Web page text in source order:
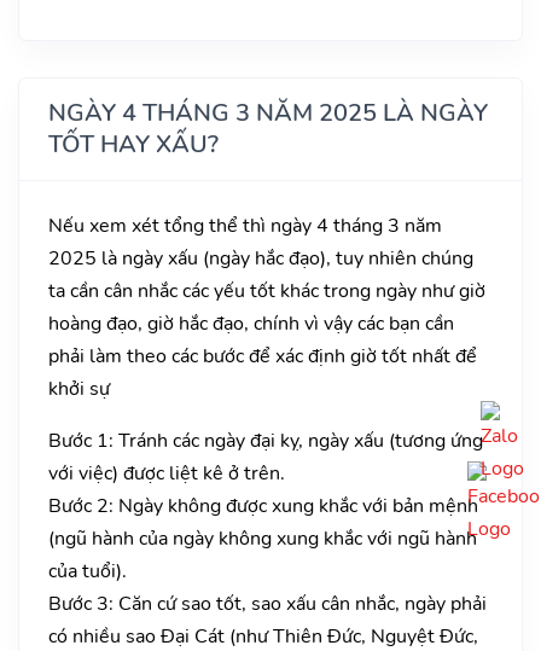
NGÀY 4 THÁNG 3 NĂM 2025 LÀ NGÀY
TỐT HAY XẤU?
Nếu xem xét tổng thể thì ngày 4 tháng 3 năm
2025 là ngày xấu (ngày hắc đạo), tuy nhiên chúng
ta cần cân nhắc các yếu tốt khác trong ngày như giờ
hoàng đạo, giờ hắc đạo, chính vì vậy các bạn cần
phải làm theo các bước để xác định giờ tốt nhất để
khởi sự
Bước 1: Tránh các ngày đại kỵ, ngày xấu (tương ứng
với việc) được liệt kê ở trên.
Bước 2: Ngày không được xung khắc với bản mệnh
(ngũ hành của ngày không xung khắc với ngũ hành
của tuổi).
Bước 3: Căn cứ sao tốt, sao xấu cân nhắc, ngày phải
có nhiều sao Đại Cát (như Thiên Đức, Nguyệt Đức,